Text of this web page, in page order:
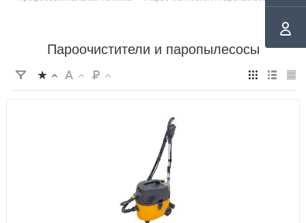
Пароочистители и паропылесосы